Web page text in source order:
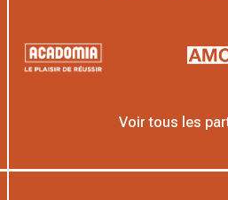
Voir tous les